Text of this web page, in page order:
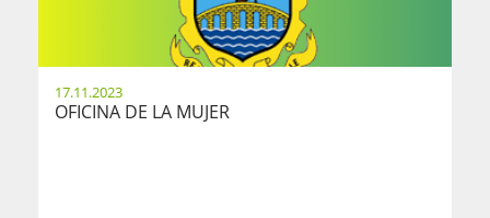
17.11.2023
OFICINA DE LA MUJER